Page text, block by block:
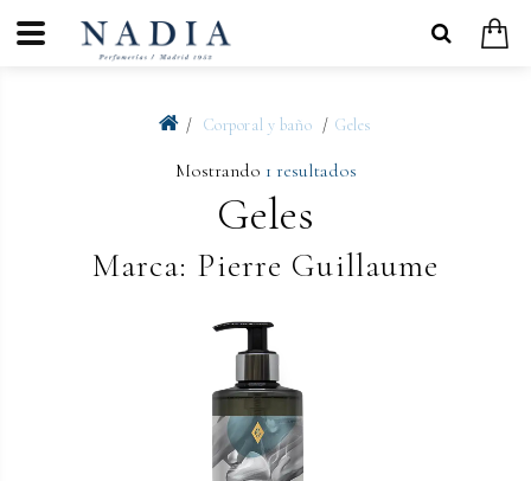
Corporal y baño Geles
Mostrando 1 resultados
Geles
Marca: Pierre Guillaume